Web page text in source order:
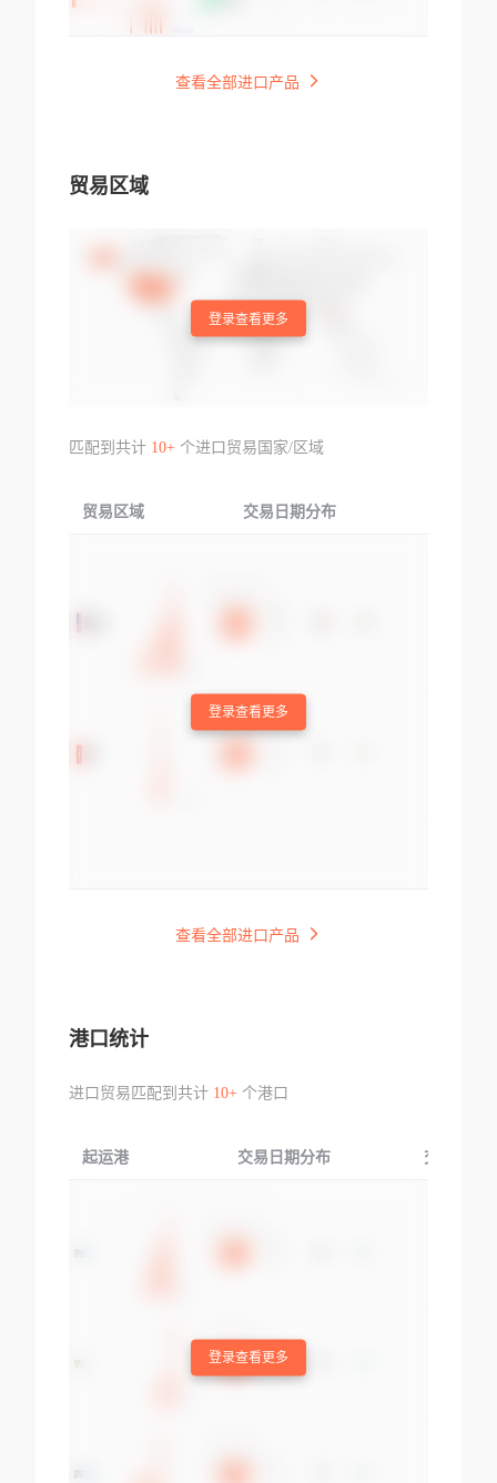
查看全部进口产品
贸易区域
登录查看更多
匹配到共计 10+个进口贸易国家/区域
贸易区域 交易日期分布
登录查看更多
查看全部进口产品
港口统计
进口贸易匹配到共计 10+个港口
起运港 交易日期分布 交易产品
登录查看更多